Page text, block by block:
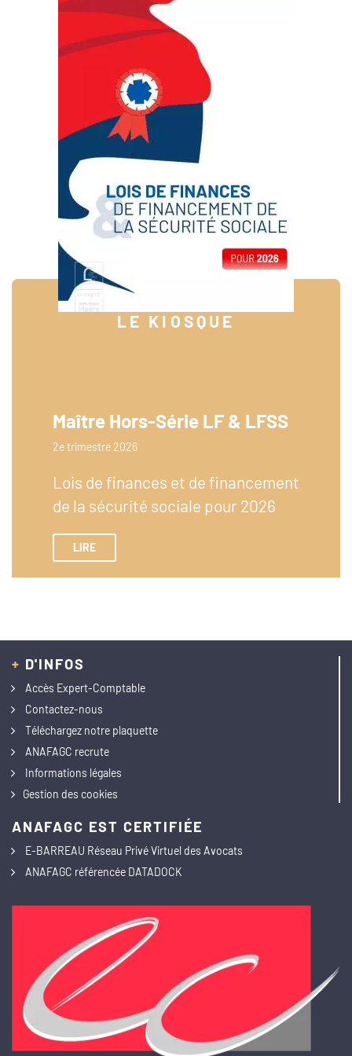
LE KIOSQUE
Maître Hors-Série LF & LFSS
2e trimestre 2026
Lois de finances et de financement
de la sécurité sociale pour 2026
LIRE
+ D'INFOS
Accès Expert-Comptable
Contactez-nous
Téléchargez notre plaquette
ANAFAGC recrute
Informations légales
Gestion des cookies
ANAFAGC EST CERTIFIÉE
E-BARREAU Réseau Privé Virtuel des Avocats
ANAFAGC référencée DATADOCK